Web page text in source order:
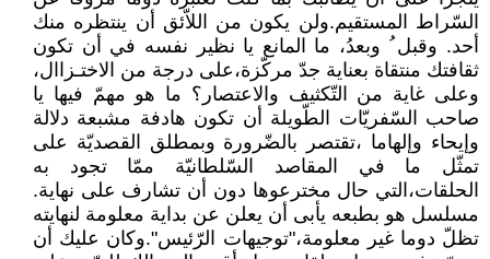
السّراط المستقيم.ولن يكون من اللاّئق أن ينتظره منك
أحد. وقبل ُ وبعدُ، ما المانع يا نظير نفسه في أن تكون
ثقافتك منتقاة بعناية جدّ مركّزة،على درجة من الاختـزاال،
وعلى غاية من التّكثيف والاعتصار؟ ما هو مهمّ فيها يا
صاحب السّفريّات الطّويلة أن تكون هادفة مشبعة دلالة
وإيحاء وإلهاما ،تقتصر بالضّرورة وبمطلق القصديّة على
تمثّل ما في المقاصد السّلطانيّة ممّا تجود به
الحلقات،التي حال مخترعوها دون أن تشارف على نهاية.
مسلسل هو بطبعه يأبى أن يعلن عن بداية معلومة لنهايته
تظلّ دوما غير معلومة،"توجيهات الرّئيس".وكان عليك أن